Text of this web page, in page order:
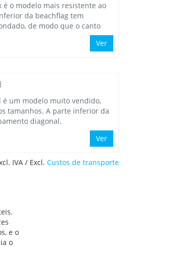
é o modelo mais resistente ao
da beachflag tem
de modo que o canto
Ver
é um modelo muito vendido,
tamanhos. A parte inferior da
diagonal.
Ver
IVA / Excl. Custos de transporte
e o
o